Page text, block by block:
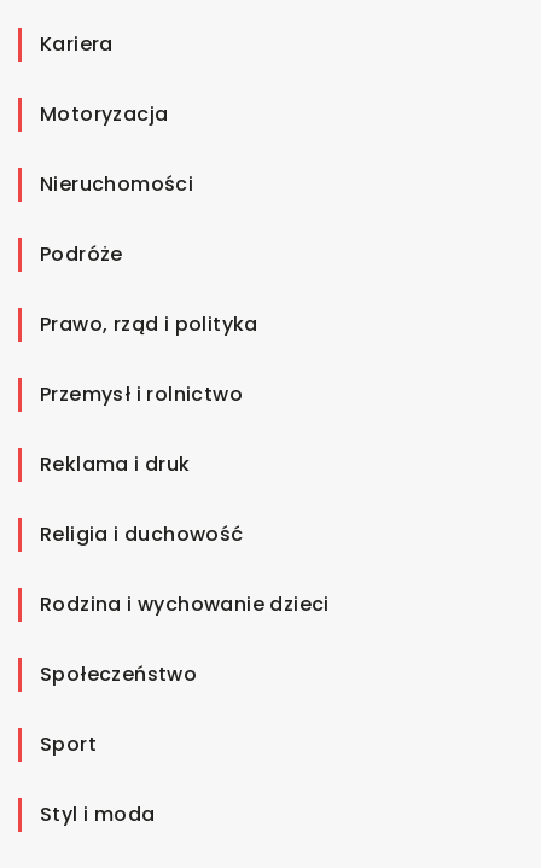
Kariera
Motoryzacja
Nieruchomości
Podróże
Prawo, rząd i polityka
Przemysł i rolnictwo
Reklama i druk
Religia i duchowość
Rodzina i wychowanie dzieci
Społeczeństwo
Sport
Styl i moda